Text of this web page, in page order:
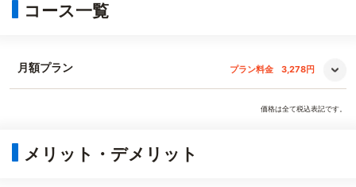
コース一覧
月額プラン プラン料金 3,278円
価格は全て税込表記です。
メリット・デメリット